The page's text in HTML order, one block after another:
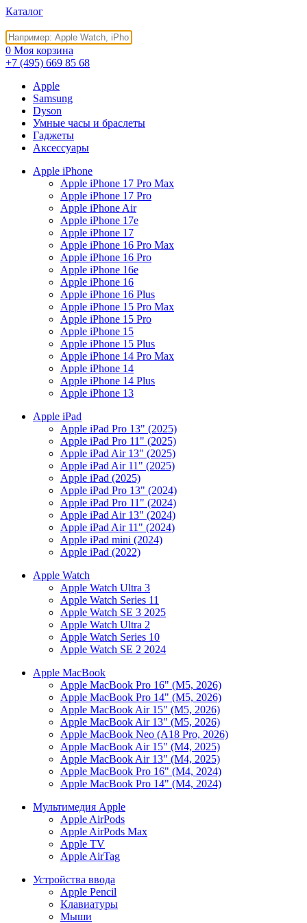
Каталог
0 Моя корзина
+7 (495) 669 85 68
Apple
Samsung
Dyson
Умные часы и браслеты
Гаджеты
Аксессуары
Apple iPhone
Apple iPhone 17 Pro Max
Apple iPhone 17 Pro
Apple iPhone Air
Apple iPhone 17e
Apple iPhone 17
Apple iPhone 16 Pro Max
Apple iPhone 16 Pro
Apple iPhone 16e
Apple iPhone 16
Apple iPhone 16 Plus
Apple iPhone 15 Pro Max
Apple iPhone 15 Pro
Apple iPhone 15
Apple iPhone 15 Plus
Apple iPhone 14 Pro Max
Apple iPhone 14
Apple iPhone 14 Plus
Apple iPhone 13
Apple iPad
Apple iPad Pro 13" (2025)
Apple iPad Pro 11" (2025)
Apple iPad Air 13" (2025)
Apple iPad Air 11" (2025)
Apple iPad (2025)
Apple iPad Pro 13" (2024)
Apple iPad Pro 11" (2024)
Apple iPad Air 13" (2024)
Apple iPad Air 11" (2024)
Apple iPad mini (2024)
Apple iPad (2022)
Apple Watch
Apple Watch Ultra 3
Apple Watch Series 11
Apple Watch SE 3 2025
Apple Watch Ultra 2
Apple Watch Series 10
Apple Watch SE 2 2024
Apple MacBook
Apple MacBook Pro 16" (M5, 2026)
Apple MacBook Pro 14" (M5, 2026)
Apple MacBook Air 15" (M5, 2026)
Apple MacBook Air 13" (M5, 2026)
Apple MacBook Neo (A18 Pro, 2026)
Apple MacBook Air 15" (M4, 2025)
Apple MacBook Air 13" (M4, 2025)
Apple MacBook Pro 16" (M4, 2024)
Apple MacBook Pro 14" (M4, 2024)
Мультимедия Apple
Apple AirPods
Apple AirPods Max
Apple TV
Apple AirTag
Устройства ввода
Apple Pencil
Клавиатуры
Мыши